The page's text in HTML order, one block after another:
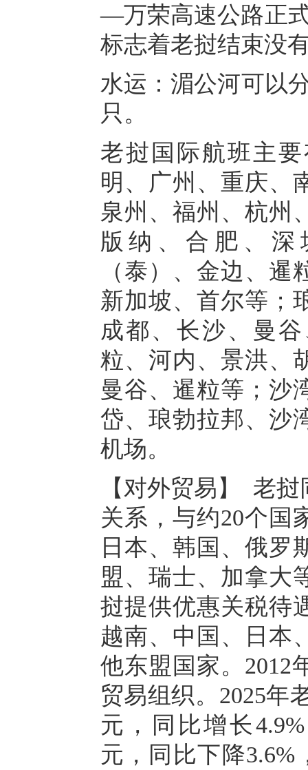
—万荣高速公路正
标志着老挝结束没
水运：湄公河可以
只。
老挝国际航班主
明、广州、重庆、
泉州、福州、杭州
版纳、合肥、
（泰）、金边、
新加坡、首尔等；
成都、长沙、曼
粒、河内、景洪、
曼谷、暹粒等；沙
岱、琅勃拉邦、沙
机场。
【对外贸易】 老
关系，与约20个国
日本、韩国、俄罗
盟、瑞士、加拿大
挝提供优惠关税待
越南、中国、日本
他东盟国家。2012
贸易组织。2025年
元，同比增长
元，同比下降3.6%